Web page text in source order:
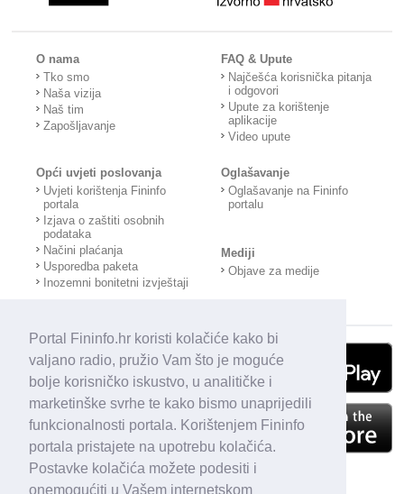
Portal Fininfo.hr koristi kolačiće kako bi
valjano radio, pružio Vam što je moguće
bolje korisničko iskustvo, u analitičke i
marketinške svrhe te kako bismo unaprijedili
funkcionalnosti portala. Korištenjem Fininfo
portala pristajete na upotrebu kolačića.
Postavke kolačića možete podesiti i
onemogućiti u Vašem internetskom
O nama
Tko smo
Naša vizija
Naš tim
Zapošljavanje
FAQ & Upute
Najčešća korisnička pitanja
i odgovori
Upute za korištenje
aplikacije
Video upute
Opći uvjeti poslovanja
Uvjeti korištenja Fininfo
portala
Izjava o zaštiti osobnih
podataka
Načini plaćanja
Usporedba paketa
Inozemni bonitetni izvještaji
Oglašavanje
Oglašavanje na Fininfo
portalu
Mediji
Objave za medije